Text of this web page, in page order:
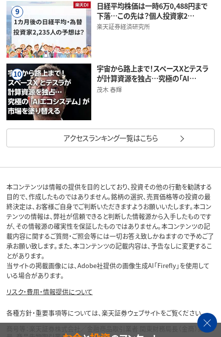
9
日経平均株価は一時6万0,488円まで
下落…この先は？個人投資家2…
楽天証券経済研究所
10
宇宙から路上まで！スペースXとテスラ
が計算資源を独占…究極の「AI…
茂木 春輝
アクセスランキング一覧はこちら
本コンテンツは情報の提供を目的としており、投資その他の行動を勧誘する
目的で、作成したものではありません。銘柄の選択、売買価格等の投資の最
終決定は、お客様ご自身でご判断いただきますようお願いいたします。本コン
テンツの情報は、弊社が信頼できると判断した情報源から入手したものです
が、その情報源の確実性を保証したものではありません。本コンテンツの記
載内容に関するご質問・ご照会等には一切お答え致しかねますので予めご了
承お願い致します。また、本コンテンツの記載内容は、予告なしに変更するこ
とがあります。
当サイトの掲載画像には、Adobe社提供の画像生成AI「Firefly」を使用して
いる場合があります。
リスク・費用・情報提供について
各種方針・重要事項等については、楽天証券ウェブサイトをご覧ください。
商号等：楽天証券株式会社／金融商品取引業者 関東財務局長（金商）第195